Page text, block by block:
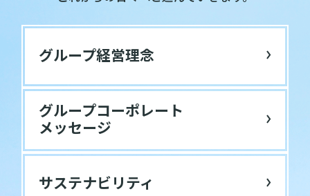
グループ経営理念
グループコーポレート
メッセージ
サステナビリティ